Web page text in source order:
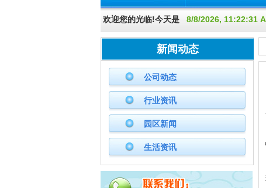
欢迎您的光临!今天是 8/8/2026, 11:22:31
新闻动态
公司动态
行业资讯
园区新闻
生活资讯